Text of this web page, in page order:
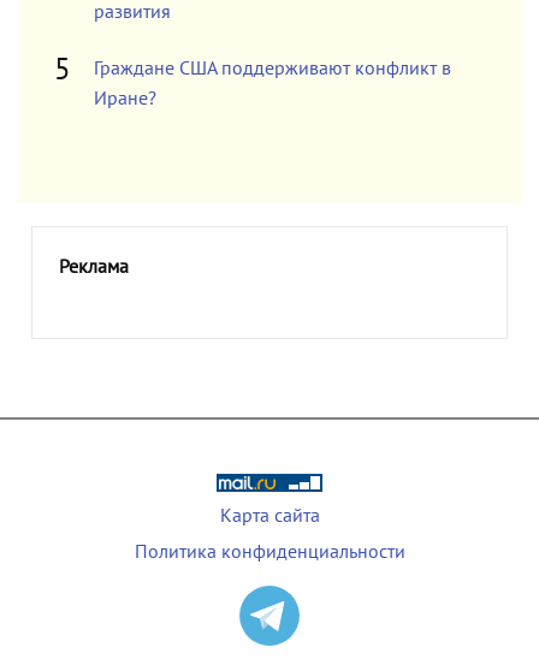
развития
Граждане США поддерживают конфликт в
Иране?
Реклама
Карта сайта
Политика конфиденциальности